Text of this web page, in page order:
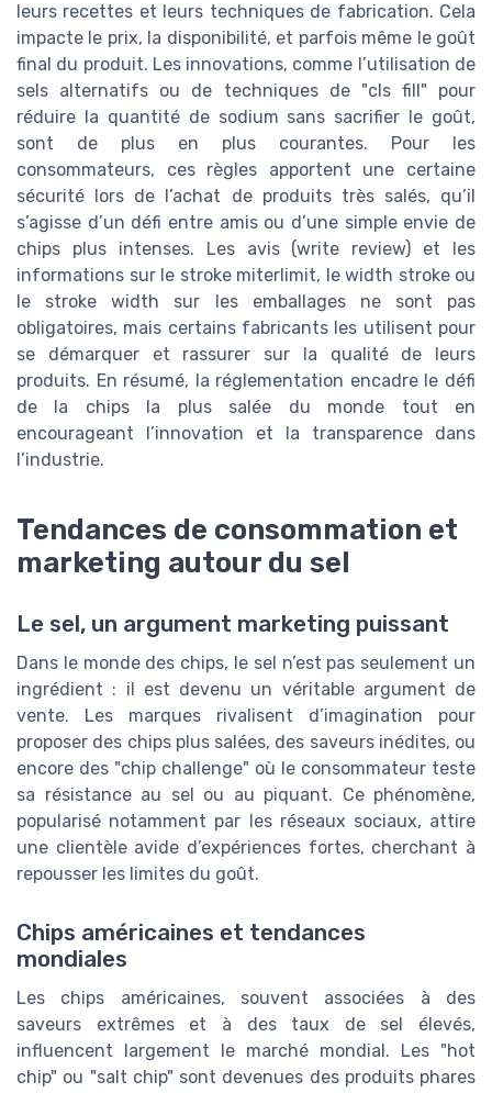
leurs recettes et leurs techniques de fabrication. Cela
impacte le prix, la disponibilité, et parfois même le goût
final du produit. Les innovations, comme l’utilisation de
sels alternatifs ou de techniques de "cls fill" pour
réduire la quantité de sodium sans sacrifier le goût,
sont de plus en plus courantes. Pour les
consommateurs, ces règles apportent une certaine
sécurité lors de l’achat de produits très salés, qu’il
s’agisse d’un défi entre amis ou d’une simple envie de
chips plus intenses. Les avis (write review) et les
informations sur le stroke miterlimit, le width stroke ou
le stroke width sur les emballages ne sont pas
obligatoires, mais certains fabricants les utilisent pour
se démarquer et rassurer sur la qualité de leurs
produits. En résumé, la réglementation encadre le défi
de la chips la plus salée du monde tout en
encourageant l’innovation et la transparence dans
l’industrie.
Tendances de consommation et
marketing autour du sel
Le sel, un argument marketing puissant
Dans le monde des chips, le sel n’est pas seulement un
ingrédient : il est devenu un véritable argument de
vente. Les marques rivalisent d’imagination pour
proposer des chips plus salées, des saveurs inédites, ou
encore des "chip challenge" où le consommateur teste
sa résistance au sel ou au piquant. Ce phénomène,
popularisé notamment par les réseaux sociaux, attire
une clientèle avide d’expériences fortes, cherchant à
repousser les limites du goût.
Chips américaines et tendances
mondiales
Les chips américaines, souvent associées à des
saveurs extrêmes et à des taux de sel élevés,
influencent largement le marché mondial. Les "hot
chip" ou "salt chip" sont devenues des produits phares